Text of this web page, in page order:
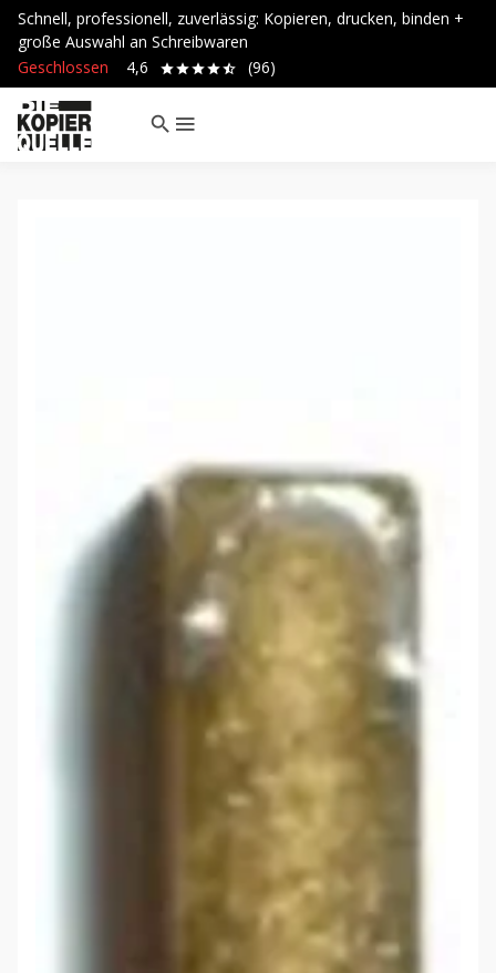
Schnell, professionell, zuverlässig: Kopieren, drucken, binden +
große Auswahl an Schreibwaren
Geschlossen
4,6 (96)
search